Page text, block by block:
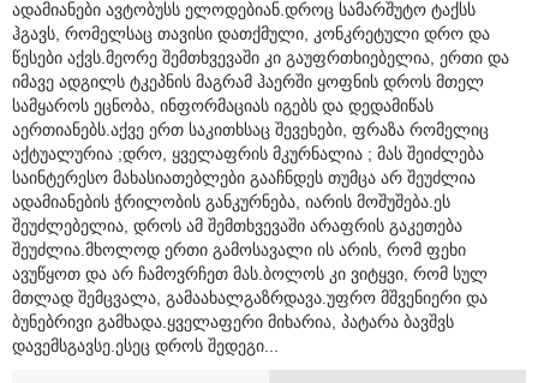
ადამიანები ავტობუსს ელოდებიან.დროც სამარშუტო ტაქსს
ჰგავს, რომელსაც თავისი დათქმული, კონკრეტული დრო და
წესები აქვს.მეორე შემთხვევაში კი გაუფრთხიებელია, ერთი და
იმავე ადგილს ტკეპნის მაგრამ ჰაერში ყოფნის დროს მთელ
სამყაროს ეცნობა, ინფორმაციას იგებს და დედამიწას
აერთიანებს.აქვე ერთ საკითხსაც შევეხები, ფრაზა რომელიც
აქტუალურია ;დრო, ყველაფრის მკურნალია ; მას შეიძლება
საინტერესო მახასიათებლები გააჩნდეს თუმცა არ შეუძლია
ადამიანების ჭრილობის განკურნება, იარის მოშუშება.ეს
შეუძლებელია, დროს ამ შემთხვევაში არაფრის გაკეთება
შეუძლია.მხოლოდ ერთი გამოსავალი ის არის, რომ ფეხი
ავუწყოთ და არ ჩამოვრჩეთ მას.ბოლოს კი ვიტყვი, რომ სულ
მთლად შემცვალა, გამაახალგაზრდავა.უფრო მშვენიერი და
ბუნებრივი გამხადა.ყველაფერი მიხარია, პატარა ბავშვს
დავემსგავსე.ესეც დროს შედეგი...